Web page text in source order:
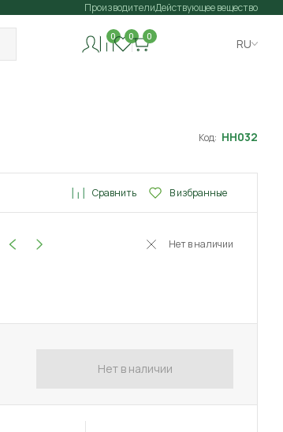
ПроизводителиДействующее вещество
0 0 0
RU
Код: НН032
Сравнить В избранные
Нет в наличии
Нет в наличии